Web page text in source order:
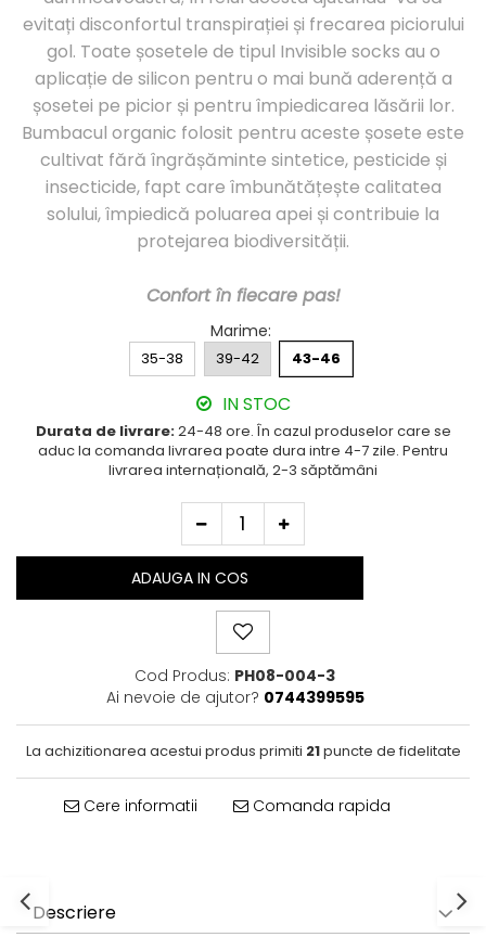
Cutie Cadou Merino
Drumetie
Sosete sport
Sosete medicinale
Sosete termice
evitați disconfortul transpirației și frecarea piciorului
gol. Toate șosetele de tipul Invisible socks au o
aplicație de silicon pentru o mai bună aderență a
șosetei pe picior și pentru împiedicarea lăsării lor.
Bumbacul organic folosit pentru aceste șosete este
cultivat fără îngrășăminte sintetice, pesticide și
insecticide, fapt care îmbunătățește calitatea
solului, împiedică poluarea apei și contribuie la
protejarea biodiversității.
Confort în fiecare pas!
Marime:
35-38 39-42 43-46
IN STOC
Durata de livrare:24-48 ore. În cazul produselor care se
aduc la comanda livrarea poate dura intre 4-7 zile. Pentru
livrarea internațională, 2-3 săptămâni
ADAUGA IN COS
Cod Produs: PH08-004-3
Ai nevoie de ajutor? 0744399595
La achizitionarea acestui produs primiti 21puncte de fidelitate
Cere informatii Comanda rapida
Descriere